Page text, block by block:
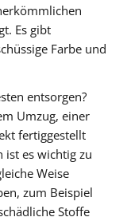
Es gibt
Farbe und
entsorgen?
Umzug, einer
fertiggestellt
ist es wichtig zu
Weise
zum Beispiel
Stoffe